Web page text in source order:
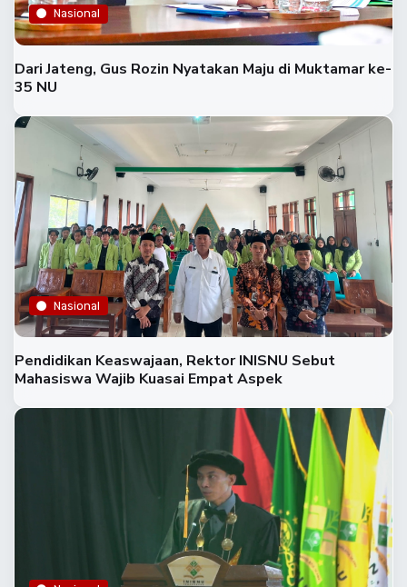
Nasional
Dari Jateng, Gus Rozin Nyatakan Maju di Muktamar ke-
35 NU
Nasional
Pendidikan Keaswajaan, Rektor INISNU Sebut
Mahasiswa Wajib Kuasai Empat Aspek